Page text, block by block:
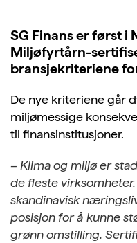
SG Finans er først i
Miljøfyrtårn-
bransjekriteriene
De nye kriteriene går
miljømessige
til finansinstitusjoner.
– Klima og miljø er
de fleste
skandinavisk
posisjon for å kunne
grønn omstilling.